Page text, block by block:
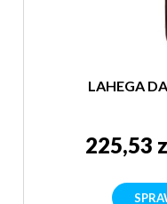
LAHEGA
225,53